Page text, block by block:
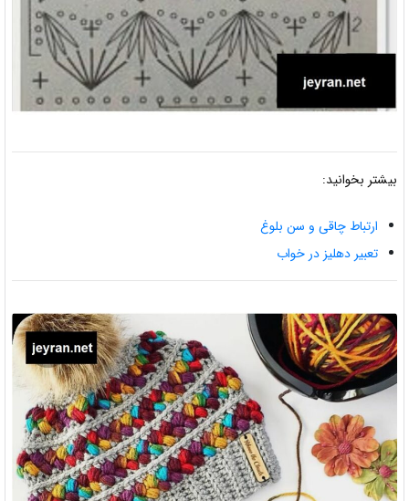
بیشتر بخوانید:
ارتباط چاقی و سن بلوغ
تعبیر دهلیز در خواب